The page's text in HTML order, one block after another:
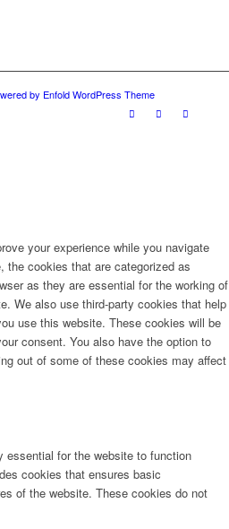
by Enfold WordPress Theme
your experience while you navigate
the cookies that are categorized as
as they are essential for the working of
We also use third-party cookies that help
use this website. These cookies will be
consent. You also have the option to
out of some of these cookies may affect
essential for the website to function
cookies that ensures basic
of the website. These cookies do not